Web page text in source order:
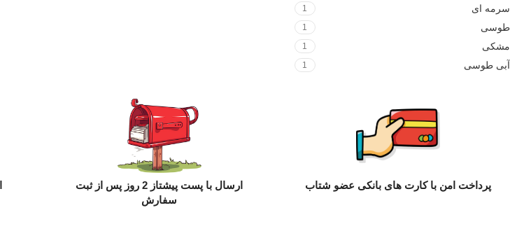
سرمه ای 1
طوسی 1
مشکی 1
آبی طوسی 1
پرداخت امن با کارت های بانکی عضو شتاب
ارسال با پست پیشتاز 2 روز پس از ثبت
سفارش